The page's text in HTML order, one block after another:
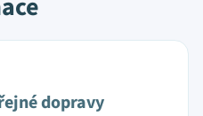
dopravy